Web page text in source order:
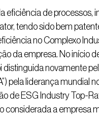
eficiência de processos,
tendo sido bem
no Complexo
da empresa. No início
distinguida novamente
pela liderança mundial
de ESG Industry Top-
considerada a empresa